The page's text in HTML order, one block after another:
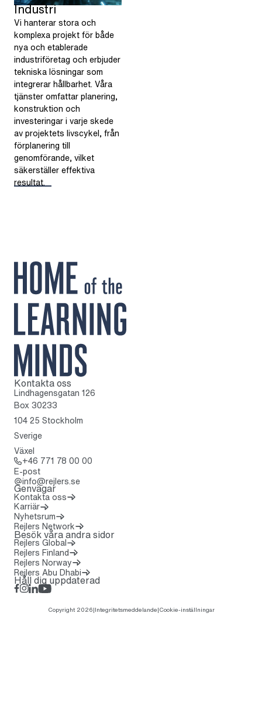
Industri
Vi hanterar stora och
komplexa projekt för både
nya och etablerade
industriföretag och erbjuder
tekniska lösningar som
integrerar hållbarhet. Våra
tjänster omfattar planering,
konstruktion och
investeringar i varje skede
av projektets livscykel, från
förplanering till
genomförande, vilket
säkerställer effektiva
resultat.
Till startsidan
Kontakta oss
Lindhagensgatan 126
Box 30233
104 25 Stockholm
Sverige
Växel
+46 771 78 00 00
E-post
info@rejlers.se
Genvägar
Kontakta oss
Karriär
Nyhetsrum
Rejlers Network(Öppnas i en ny flik)
Besök våra andra sidor
Rejlers Global
Rejlers Finland
Rejlers Norway
Rejlers Abu Dhabi
Håll dig uppdaterad
Facebook
Instagram
LinkedIn
Rejlers Play
Copyright 2026|Integritetsmeddelande|Cookie-inställningar